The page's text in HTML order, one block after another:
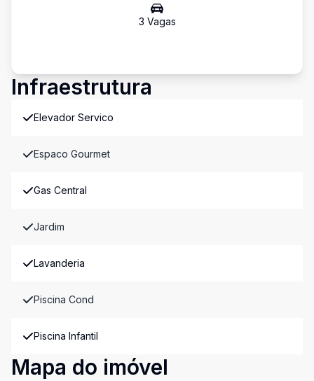
3 Vagas
Infraestrutura
Elevador Servico
Espaco Gourmet
Gas Central
Jardim
Lavanderia
Piscina Cond
Piscina Infantil
Mapa do imóvel